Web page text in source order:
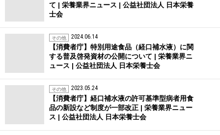
て | 栄養業界ニュース | 公益社団法人 日本栄養
士会
その他 2024.06.14
【消費者庁】特別用途食品（経口補水液）に関
する普及啓発資材の公開について | 栄養業界ニ
ュース | 公益社団法人 日本栄養士会
その他 2023.05.24
【消費者庁】経口補水液の許可基準型病者用食
品の新設など制度が一部改正 | 栄養業界ニュー
ス | 公益社団法人 日本栄養士会